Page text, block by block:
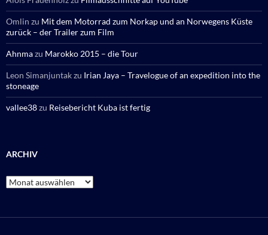
Omlin zu Mit dem Motorrad zum Norkap und an Norwegens Küste
zurück – der Trailer zum Film
Ahnmazu Marokko 2015 – die Tour
Leon Simanjuntakzu Irian Jaya – Travelogue of an expedition into the
stoneage
vallee38zu Reisebericht Kuba ist fertig
ARCHIV
Archiv